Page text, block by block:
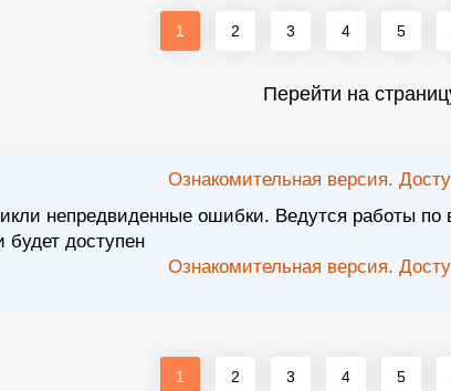
1 2 3 4 5
Перейти на
Ознакомительная версия.
непредвиденные ошибки. Ведутся работы
будет доступен
Ознакомительная версия.
1 2 3 4 5